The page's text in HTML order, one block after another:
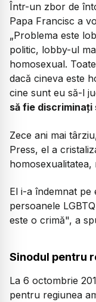
Într-un zbor de
Papa Francisc a
„Problema este
politic, lobby-ul
homosexual.
dacă cineva este
cine sunt eu să-l
să fie
Zece ani mai
Press, el a
El i-a îndemnat pe
persoanele
este o crimă", a
Sinodul pentru
La 6 octombrie
pentru regiunea